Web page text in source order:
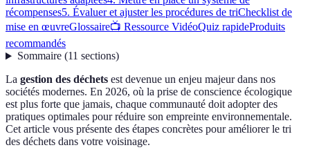
récompenses5. Évaluer et ajuster les procédures de triChecklist de
mise en œuvreGlossaire📺 Ressource VidéoQuiz rapideProduits
recommandés
Sommaire(11 sections)
La gestion des déchets est devenue un enjeu majeur dans nos
sociétés modernes. En 2026, où la prise de conscience écologique
est plus forte que jamais, chaque communauté doit adopter des
pratiques optimales pour réduire son empreinte environnementale.
Cet article vous présente des étapes concrètes pour améliorer le tri
des déchets dans votre voisinage.